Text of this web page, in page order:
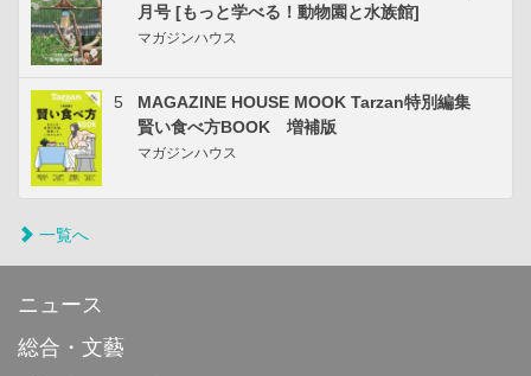
月号 [もっと学べる！動物園と水族館]
マガジンハウス
5
MAGAZINE HOUSE MOOK Tarzan特別編集
賢い食べ方BOOK 増補版
マガジンハウス
一覧へ
ニュース
総合・文藝